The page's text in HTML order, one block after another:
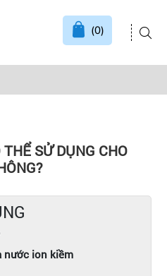
(0)
SỬ DỤNG CHO
nước ion kiềm